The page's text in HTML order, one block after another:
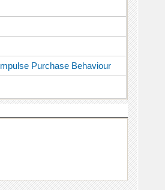
Impulse Purchase Behaviour